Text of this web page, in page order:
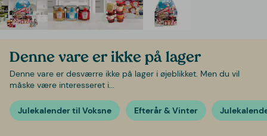
Denne vare er ikke på lager
Denne vare er desværre ikke på lager i øjeblikket. Men du vil
måske være interesseret i...
Julekalender til Voksne Efterår & Vinter